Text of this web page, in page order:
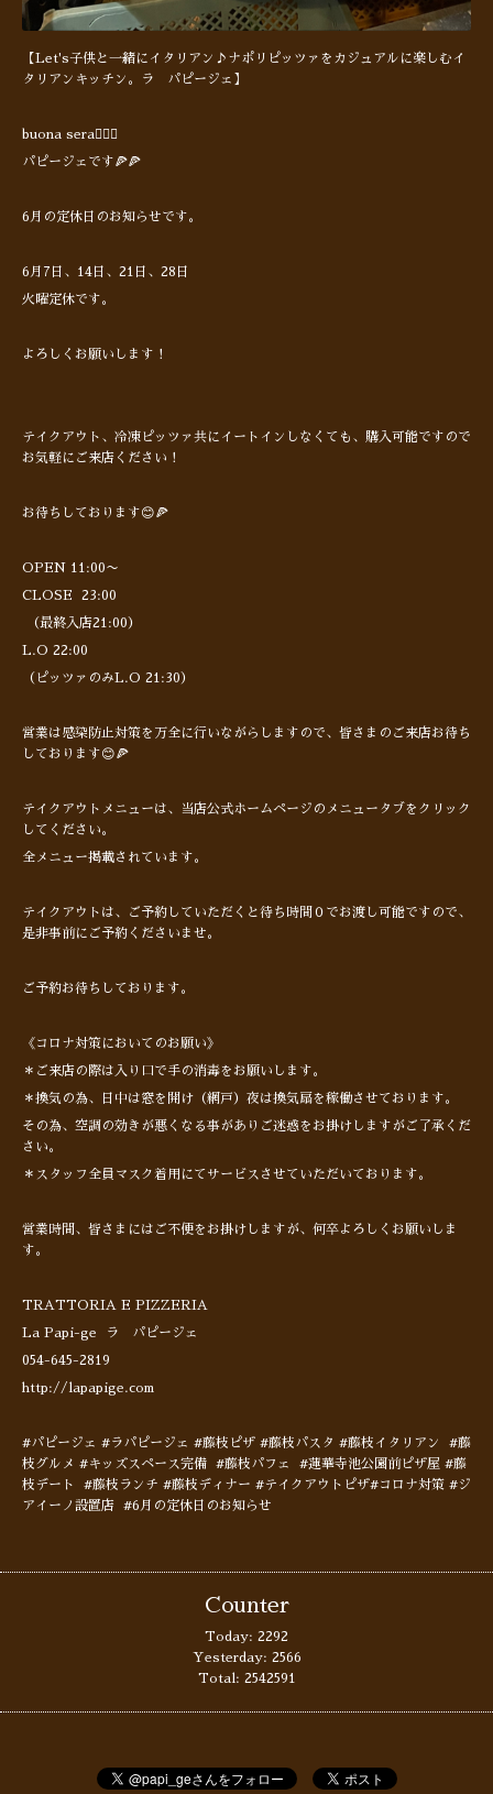
【Let's子供と一緒にイタリアン♪ナポリピッツァをカジュアルに楽しむイ
タリアンキッチン。ラ パピージェ】
buona sera🙋🏻‍♂️
パピージェです🍕🍕
6月の定休日のお知らせです。
6月7日、14日、21日、28日
火曜定休です。
よろしくお願いします！
テイクアウト、冷凍ピッツァ共にイートインしなくても、購入可能ですので
お気軽にご来店ください！
お待ちしております😊🍕
OPEN 11:00〜
CLOSE 23:00
（最終入店21:00）
L.O 22:00
（ピッツァのみL.O 21:30）
営業は感染防止対策を万全に行いながらしますので、皆さまのご来店お待ち
しております😊🍕
テイクアウトメニューは、当店公式ホームページのメニュータブをクリック
してください。
全メニュー掲載されています。
テイクアウトは、ご予約していただくと待ち時間０でお渡し可能ですので、
是非事前にご予約くださいませ。
ご予約お待ちしております。
《コロナ対策においてのお願い》
＊ご来店の際は入り口で手の消毒をお願いします。
＊換気の為、日中は窓を開け（網戸）夜は換気扇を稼働させております。
その為、空調の効きが悪くなる事がありご迷惑をお掛けしますがご了承くだ
さい。
＊スタッフ全員マスク着用にてサービスさせていただいております。
営業時間、皆さまにはご不便をお掛けしますが、何卒よろしくお願いしま
す。
TRATTORIA E PIZZERIA
La Papi-ge ラ パピージェ
054-645-2819
http://lapapige.com
#パピージェ #ラパピージェ #藤枝ピザ #藤枝パスタ #藤枝イタリアン #藤
枝グルメ #キッズスペース完備 #藤枝パフェ #蓮華寺池公園前ピザ屋 #藤
枝デート #藤枝ランチ #藤枝ディナー #テイクアウトピザ#コロナ対策 #ジ
アイーノ設置店 #6月の定休日のお知らせ
Counter
Today: 2292
Yesterday: 2566
Total: 2542591